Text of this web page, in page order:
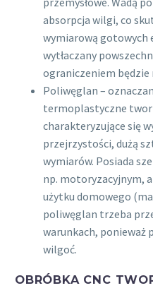
absorpcja wilgi, co
wymiarową gotowych
wytłaczany
ograniczeniem
Poliwęglan –
termoplastyczne
charakteryzujące się
przejrzystości, dużą
wymiarów. Posiada
np. motoryzacyjnym,
użytku domowego
poliwęglan trzeba
warunkach, ponieważ
wilgoć.
OBRÓBKA CNC